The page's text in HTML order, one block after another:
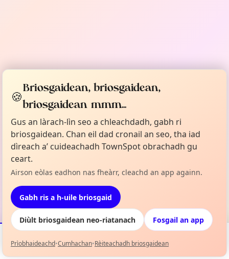
Tachartasan Mapa Mo Liosta
🍪Briosgaidean, briosgaidean,
briosgaidean mmm...
Gus an làrach-lìn seo a chleachdadh, gabh ri
briosgaidean. Chan eil dad cronail an seo, tha iad
dìreach a’ cuideachadh TownSpot obrachadh gu
ceart.
Airson eòlas eadhon nas fheàrr, cleachd an app againn.
Gabh ris a h-uile briosgaid
Diùlt briosgaidean neo-riatanach Fosgail an app
Prìobhaideachd•Cumhachan•Rèiteachadh briosgaidean